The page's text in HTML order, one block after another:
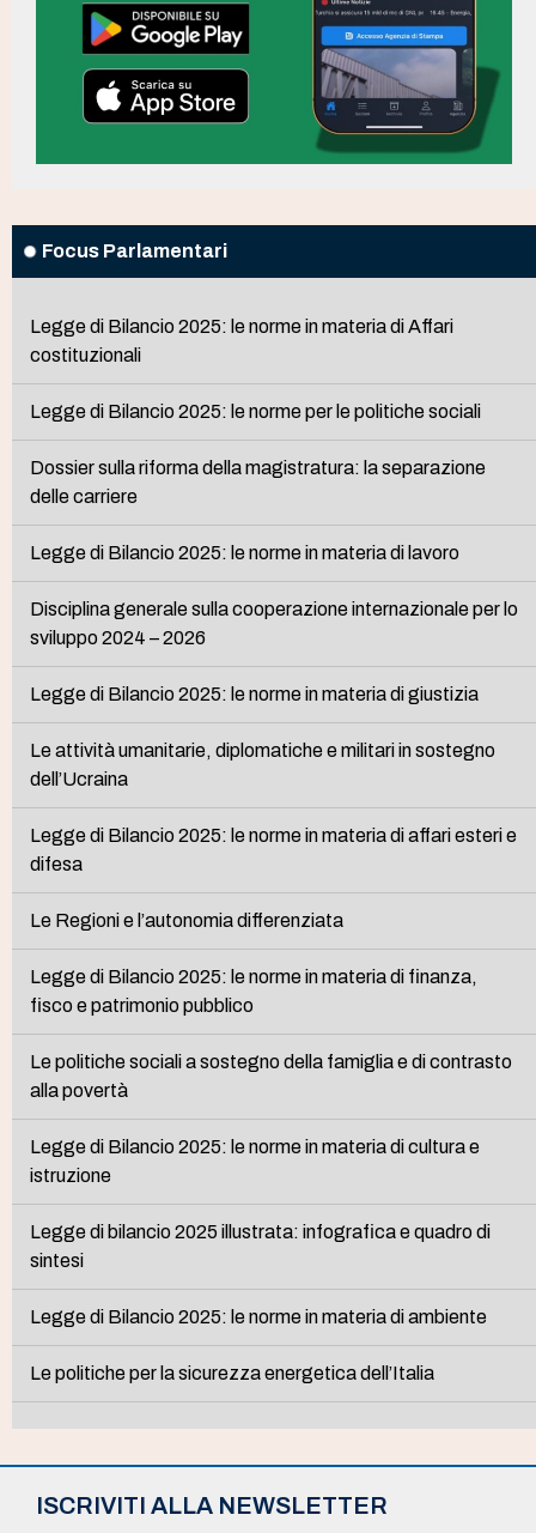
Focus Parlamentari
Legge di Bilancio 2025: le norme in materia di Affari
costituzionali
Legge di Bilancio 2025: le norme per le politiche sociali
Dossier sulla riforma della magistratura: la separazione
delle carriere
Legge di Bilancio 2025: le norme in materia di lavoro
Disciplina generale sulla cooperazione internazionale per lo
sviluppo 2024 – 2026
Legge di Bilancio 2025: le norme in materia di giustizia
Le attività umanitarie, diplomatiche e militari in sostegno
dell’Ucraina
Legge di Bilancio 2025: le norme in materia di affari esteri e
difesa
Le Regioni e l’autonomia differenziata
Legge di Bilancio 2025: le norme in materia di finanza,
fisco e patrimonio pubblico
Le politiche sociali a sostegno della famiglia e di contrasto
alla povertà
Legge di Bilancio 2025: le norme in materia di cultura e
istruzione
Legge di bilancio 2025 illustrata: infografica e quadro di
sintesi
Legge di Bilancio 2025: le norme in materia di ambiente
Le politiche per la sicurezza energetica dell’Italia
ISCRIVITI ALLA NEWSLETTER